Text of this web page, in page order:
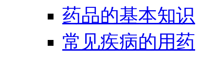
药品的基本知识
常见疾病的用药